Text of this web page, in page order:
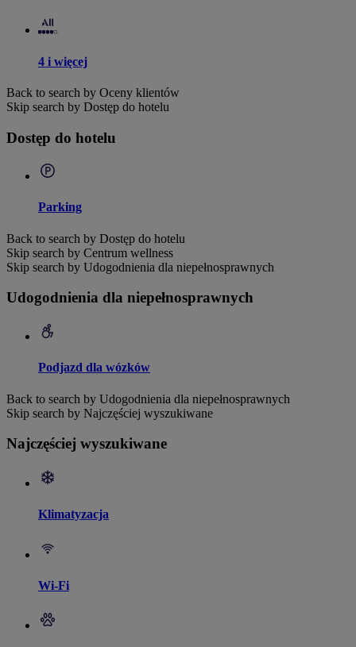
4 i więcej
Back to search by Oceny klientów
Skip search by Dostęp do hotelu
Dostęp do hotelu
Parking
Back to search by Dostęp do hotelu
Skip search by Centrum wellness
Skip search by Udogodnienia dla niepełnosprawnych
Udogodnienia dla niepełnosprawnych
Podjazd dla wózków
Back to search by Udogodnienia dla niepełnosprawnych
Skip search by Najczęściej wyszukiwane
Najczęściej wyszukiwane
Klimatyzacja
Wi-Fi